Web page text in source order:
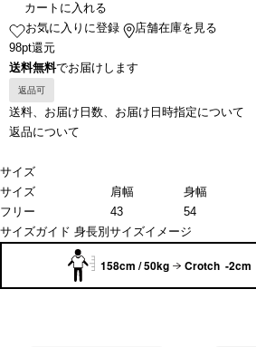
カートに入れる
お気に入りに登録
店舗在庫を見る
98pt還元
送料無料でお届けします
返品可
送料、お届け日数、お届け日時指定について
返品について
サイズ
サイズ
肩幅 身幅
フリー
43 54
サイズガイド 身長別サイズイメージ
158cm / 50kg Crotch -2cm